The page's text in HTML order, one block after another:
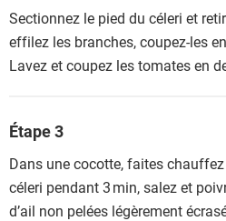
Sectionnez le pied du céleri et
effilez les branches, coupez-les
Lavez et coupez les tomates en
Étape 3
Dans une cocotte, faites chauffez
céleri pendant 3 min, salez et
d’ail non pelées légèrement